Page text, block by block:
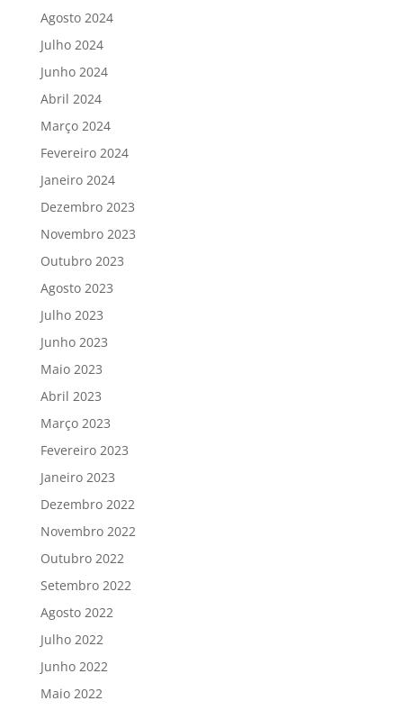
Agosto 2024
Julho 2024
Junho 2024
Abril 2024
Março 2024
Fevereiro 2024
Janeiro 2024
Dezembro 2023
Novembro 2023
Outubro 2023
Agosto 2023
Julho 2023
Junho 2023
Maio 2023
Abril 2023
Março 2023
Fevereiro 2023
Janeiro 2023
Dezembro 2022
Novembro 2022
Outubro 2022
Setembro 2022
Agosto 2022
Julho 2022
Junho 2022
Maio 2022